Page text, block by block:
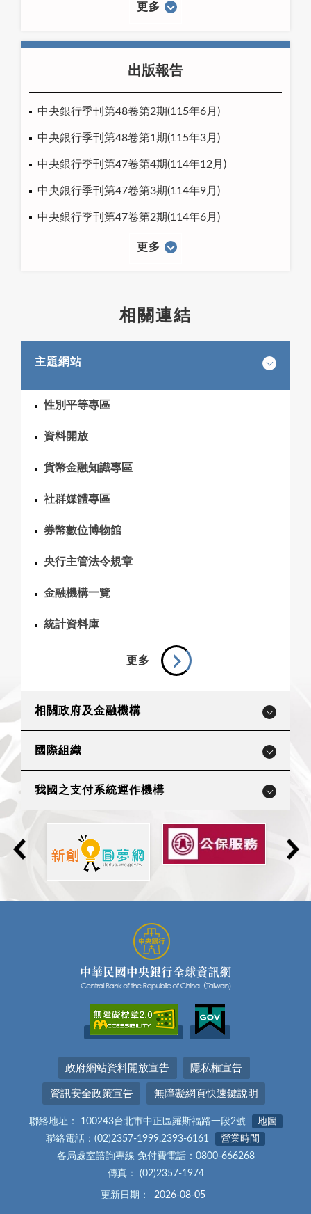
更多
出版報告
中央銀行季刊第48卷第2期(115年6月)
中央銀行季刊第48卷第1期(115年3月)
中央銀行季刊第47卷第4期(114年12月)
中央銀行季刊第47卷第3期(114年9月)
中央銀行季刊第47卷第2期(114年6月)
更多
相關連結
主題網站
性別平等專區
資料開放
貨幣金融知識專區
社群媒體專區
券幣數位博物館
央行主管法令規章
金融機構一覽
統計資料庫
更多
相關政府及金融機構
國際組織
我國之支付系統運作機構
政府網站資料開放宣告 隱私權宣告
資訊安全政策宣告 無障礙網頁快速鍵說明
聯絡地址： 100243台北市中正區羅斯福路一段2號
地圖
聯絡電話：(02)2357-1999,2393-6161
營業時間
各局處室諮詢專線 免付費電話：0800-666268
傳真： (02)2357-1974
更新日期： 2026-08-05